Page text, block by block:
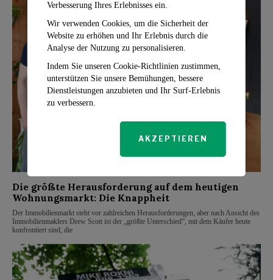
Die größte Herausforderung auf dem heutigen
Wohnungsmarkt: Die Knappheit
Der Immobilienmarkt steht vor zahlreichen Herausforderungen, aber nach Ansicht des
Immobilienmaklers Drew Scott ist der „größte Unterschied“, mit dem Käufer heute
konfrontiert sind, die
Verbesserung Ihres Erlebnisses ein.
Wir verwenden Cookies, um die Sicherheit der
Website zu erhöhen und Ihr Erlebnis durch die
Analyse der Nutzung zu personalisieren.
Indem Sie unseren Cookie-Richtlinien zustimmen,
unterstützen Sie unsere Bemühungen, bessere
Dienstleistungen anzubieten und Ihr Surf-Erlebnis
zu verbessern.
AKZEPTIEREN